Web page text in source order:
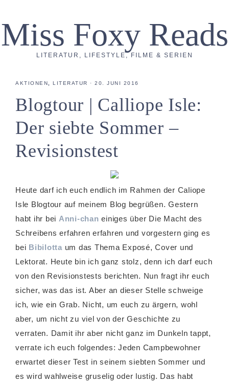
Miss Foxy Reads
LITERATUR, LIFESTYLE, FILME & SERIEN
AKTIONEN LITERATUR · 20. JUNI 2016
Blogtour | Calliope Isle:
Der siebte Sommer –
Revisionstest
Heute darf ich euch endlich im Rahmen der Caliope
Isle Blogtour auf meinem Blog begrüßen. Gestern
habt ihr bei Anni-chan einiges über Die Macht des
Schreibens erfahren erfahren und vorgestern ging es
bei Bibilotta um das Thema Exposé, Cover und
Lektorat. Heute bin ich ganz stolz, denn ich darf euch
von den Revisionstests berichten. Nun fragt ihr euch
sicher, was das ist. Aber an dieser Stelle schweige
ich, wie ein Grab. Nicht, um euch zu ärgern, wohl
aber, um nicht zu viel von der Geschichte zu
verraten. Damit ihr aber nicht ganz im Dunkeln tappt,
verrate ich euch folgendes: Jeden Campbewohner
erwartet dieser Test in seinem siebten Sommer und
es wird wahlweise gruselig oder lustig. Das habt